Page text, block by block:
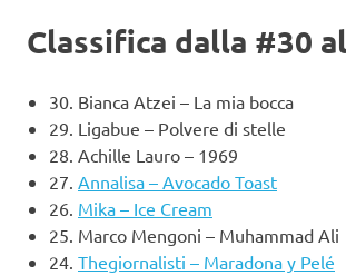
Classifica dalla #30
30. Bianca Atzei – La mia bocca
29. Ligabue – Polvere di stelle
28. Achille Lauro – 1969
27. Annalisa – Avocado Toast
26. Mika – Ice Cream
25. Marco Mengoni – Muhammad Ali
24. Thegiornalisti – Maradona y Pelé